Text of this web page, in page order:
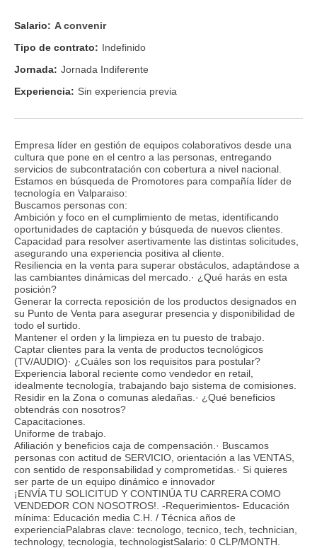
Salario: A convenir
Tipo de contrato: Indefinido
Jornada: Jornada Indiferente
Experiencia: Sin experiencia previa
Empresa líder en gestión de equipos colaborativos desde una
cultura que pone en el centro a las personas, entregando
servicios de subcontratación con cobertura a nivel nacional.
Estamos en búsqueda de Promotores para compañía líder de
tecnología en Valparaiso:
Buscamos personas con:
Ambición y foco en el cumplimiento de metas, identificando
oportunidades de captación y búsqueda de nuevos clientes.
Capacidad para resolver asertivamente las distintas solicitudes,
asegurando una experiencia positiva al cliente.
Resiliencia en la venta para superar obstáculos, adaptándose a
las cambiantes dinámicas del mercado.· ¿Qué harás en esta
posición?
Generar la correcta reposición de los productos designados en
su Punto de Venta para asegurar presencia y disponibilidad de
todo el surtido.
Mantener el orden y la limpieza en tu puesto de trabajo.
Captar clientes para la venta de productos tecnológicos
(TV/AUDIO)· ¿Cuáles son los requisitos para postular?
Experiencia laboral reciente como vendedor en retail,
idealmente tecnología, trabajando bajo sistema de comisiones.
Residir en la Zona o comunas aledañas.· ¿Qué beneficios
obtendrás con nosotros?
Capacitaciones.
Uniforme de trabajo.
Afiliación y beneficios caja de compensación.· Buscamos
personas con actitud de SERVICIO, orientación a las VENTAS,
con sentido de responsabilidad y comprometidas.· Si quieres
ser parte de un equipo dinámico e innovador
¡ENVÍA TU SOLICITUD Y CONTINÚA TU CARRERA COMO
VENDEDOR CON NOSOTROS!. -Requerimientos- Educación
mínima: Educación media C.H. / Técnica años de
experienciaPalabras clave: tecnologo, tecnico, tech, technician,
technology, tecnologia, technologistSalario: 0 CLP/MONTH.